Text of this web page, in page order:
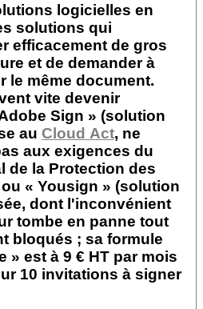
logicielles en
solutions qui
efficacement de gros
et de demander à
le même document.
vite devenir
Sign » (solution
au Cloud Act, ne
aux exigences du
de la Protection des
« Yousign » (solution
dont l'inconvénient
tombe en panne tout
bloqués ; sa formule
» est à 9 € HT par mois
10 invitations à signer